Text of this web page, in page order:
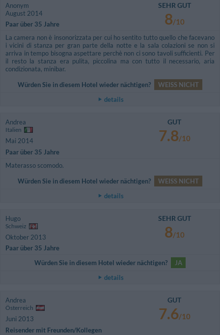
Anonym
August 2014
Paar über 35 Jahre
SEHR GUT
8/10
La camera non è insonorizzata per cui ho sentito tutto quello che facevano
i vicini di stanza per gran parte della notte e la sala colazioni se non si
arriva in tempo bisogna aspettare perchè non ci sono tavoli sufficienti. Per
il resto la stanza era pulita, piccolina ma con tutto il necessario, aria
condizionata, minibar.
Würden Sie in diesem Hotel wieder nächtigen?
WEISS NICHT
details
Andrea
Italien
Mai 2014
Paar über 35 Jahre
GUT
7.8/10
Materasso scomodo.
Würden Sie in diesem Hotel wieder nächtigen?
WEISS NICHT
details
Hugo
Schweiz
Oktober 2013
Paar über 35 Jahre
SEHR GUT
8/10
Würden Sie in diesem Hotel wieder nächtigen?
JA
details
Andrea
Österreich
Juni 2013
Reisender mit Freunden/Kollegen
GUT
7.6/10